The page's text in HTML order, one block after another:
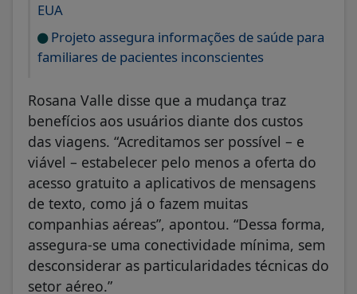
EUA
Projeto assegura informações de saúde para
familiares de pacientes inconscientes
Rosana Valle disse que a mudança traz
benefícios aos usuários diante dos custos
das viagens. “Acreditamos ser possível – e
viável – estabelecer pelo menos a oferta do
acesso gratuito a aplicativos de mensagens
de texto, como já o fazem muitas
companhias aéreas”, apontou. “Dessa forma,
assegura-se uma conectividade mínima, sem
desconsiderar as particularidades técnicas do
setor aéreo.”